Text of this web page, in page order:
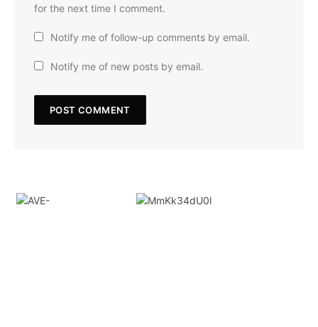
for the next time I comment.
Notify me of follow-up comments by email.
Notify me of new posts by email.